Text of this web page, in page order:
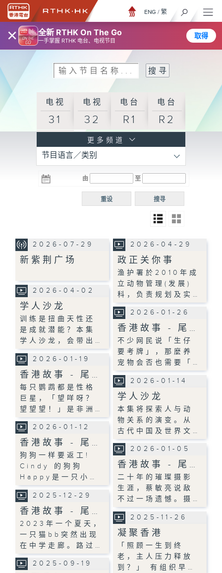
× 全新 RTHK On The Go
一手掌握 RTHK 电台、电视节目
取得
ENG / 繁
电视
31
电视
32
电台
R1
电台
R2
R3
电台 电台
R5
电台
普通
更多频道
节目语言／类别
由 至
搜寻
重设
2026-07-29
新紫荆广场
2026-04-29
政正关你事
渔护署於2010年成
立动物管理(发展)
科，负责规划及实…
2026-04-02
学人沙龙
训练是扭曲天性还
是成就潜能？本集
学人沙龙，会带出…
2026-01-26
香港故事 - 尾…
不少网民说「生仔
要考牌」，那麼养
宠物会否也需要「…
2026-01-19
香港故事 - 尾…
每只鹦鹉都是性格
巨星，「望咩呀？
望望望！」是非洲…
2026-01-14
学人沙龙
本集将探索人与动
物关系的演变。从
古代中国及世界文…
2026-01-12
香港故事 - 尾…
狗狗一样要返工!
Cindy 的狗狗
Happy是一只小…
2026-01-05
香港故事 - 尾…
二十年的璀璨摄影
生涯，蔡敏亮说敌
不过一场遗憾。摄…
2025-12-29
香港故事 - 尾…
2023年一个夏天，
一只猫bb突然出现
在中学走廊。路过…
2025-11-26
凝聚香港
「照顾一生到终
老，主人压力释放
到？」 有组织早…
2025-09-19